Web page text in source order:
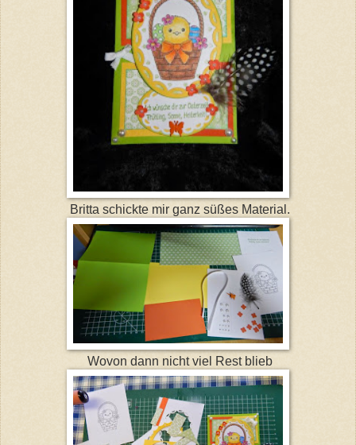
Britta schickte mir ganz süßes Material.
Wovon dann nicht viel Rest blieb